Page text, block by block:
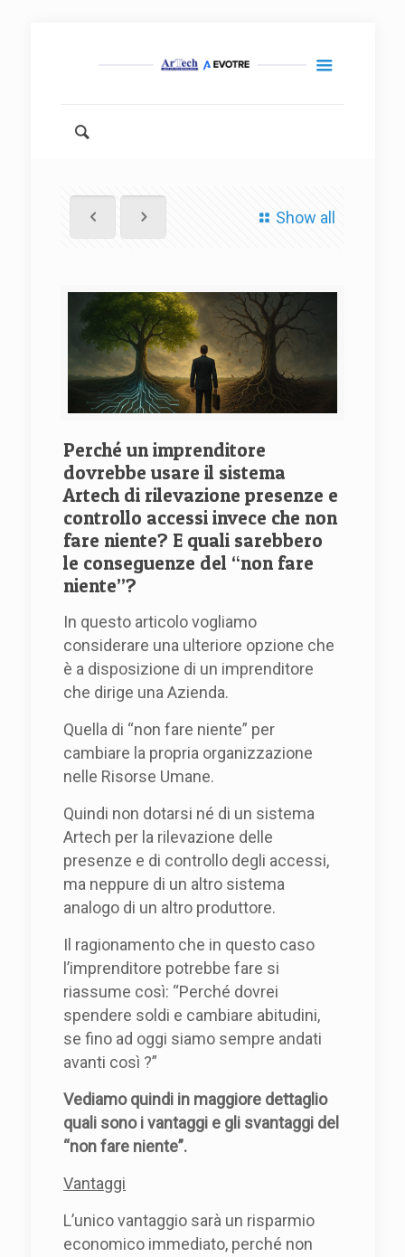
Show all
Perché un imprenditore
dovrebbe usare il sistema
Artech di rilevazione presenze e
controllo accessi invece che non
fare niente? E quali sarebbero
le conseguenze del “non fare
niente”?
In questo articolo vogliamo
considerare una ulteriore opzione che
è a disposizione di un imprenditore
che dirige una Azienda.
Quella di “non fare niente” per
cambiare la propria organizzazione
nelle Risorse Umane.
Quindi non dotarsi né di un sistema
Artech per la rilevazione delle
presenze e di controllo degli accessi,
ma neppure di un altro sistema
analogo di un altro produttore.
Il ragionamento che in questo caso
l’imprenditore potrebbe fare si
riassume così: “Perché dovrei
spendere soldi e cambiare abitudini,
se fino ad oggi siamo sempre andati
avanti così ?”
Vediamo quindi in maggiore dettaglio
quali sono i vantaggi e gli svantaggi del
“non fare niente”.
Vantaggi
L’unico vantaggio sarà un risparmio
economico immediato, perché non